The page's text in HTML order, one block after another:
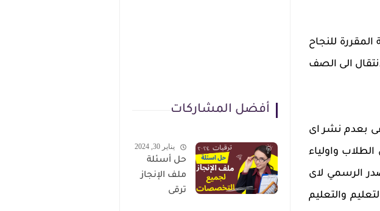
المقررة للنجاح
الى الصف
بعدم نشر اى
واولياء
الرسمي لاى
والتعليم
أفضل المشاركات
يناير 30, 2024
حل أسئلة
ملف الإنجاز
ترقى